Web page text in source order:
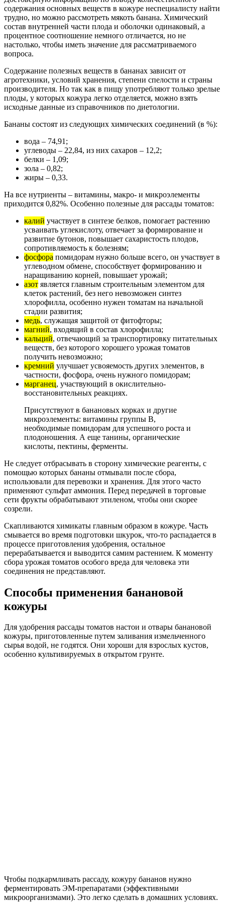
содержания основных веществ в кожуре неспециалисту найти
трудно, но можно рассмотреть мякоть банана. Химический
состав внутренней части плода и оболочки одинаковый, а
процентное соотношение немного отличается, но не
настолько, чтобы иметь значение для рассматриваемого
вопроса.
Содержание полезных веществ в бананах зависит от
агротехники, условий хранения, степени спелости и страны
производителя. Но так как в пищу употребляют только зрелые
плоды, у которых кожура легко отделяется, можно взять
исходные данные из справочников по диетологии.
Бананы состоят из следующих химических соединений (в %):
вода – 74,91;
углеводы – 22,84, из них сахаров – 12,2;
белки – 1,09;
зола – 0,82;
жиры – 0,33.
На все нутриенты – витамины, макро- и микроэлементы
приходится 0,82%. Особенно полезные для рассады томатов:
калий участвует в синтезе белков, помогает растению
усваивать углекислоту, отвечает за формирование и
развитие бутонов, повышает сахаристость плодов,
сопротивляемость к болезням;
фосфора помидорам нужно больше всего, он участвует в
углеводном обмене, способствует формированию и
наращиванию корней, повышает урожай;
азот является главным строительным элементом для
клеток растений, без него невозможен синтез
хлорофилла, особенно нужен томатам на начальной
стадии развития;
медь, служащая защитой от фитофторы;
магний, входящий в состав хлорофилла;
кальций, отвечающий за транспортировку питательных
веществ, без которого хорошего урожая томатов
получить невозможно;
кремний улучшает усвояемость других элементов, в
частности, фосфора, очень нужного помидорам;
марганец, участвующий в окислительно-
восстановительных реакциях.
Присутствуют в банановых корках и другие
микроэлементы: витамины группы В,
необходимые помидорам для успешного роста и
плодоношения. А еще танины, органические
кислоты, пектины, ферменты.
Не следует отбрасывать в сторону химические реагенты, с
помощью которых бананы отмывали после сбора,
использовали для перевозки и хранения. Для этого часто
применяют сульфат аммония. Перед передачей в торговые
сети фрукты обрабатывают этиленом, чтобы они скорее
созрели.
Скапливаются химикаты главным образом в кожуре. Часть
смывается во время подготовки шкурок, что-то распадается в
процессе приготовления удобрения, остальное
перерабатывается и выводится самим растением. К моменту
сбора урожая томатов особого вреда для человека эти
соединения не представляют.
Способы применения банановой
кожуры
Для удобрения рассады томатов настои и отвары банановой
кожуры, приготовленные путем заливания измельченного
сырья водой, не годятся. Они хороши для взрослых кустов,
особенно культивируемых в открытом грунте.
Чтобы подкармливать рассаду, кожуру бананов нужно
ферментировать ЭМ-препаратами (эффективными
микроорганизмами). Это легко сделать в домашних условиях.